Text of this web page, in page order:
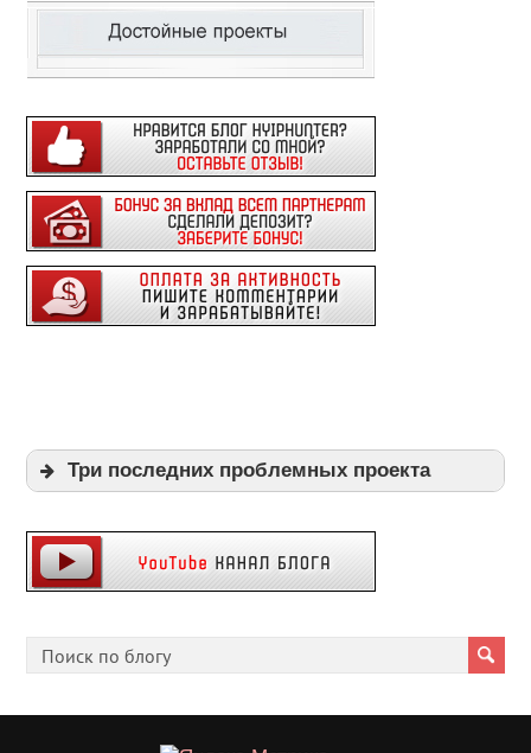
Три последних проблемных проекта
Playpayouts
Cfgliberty